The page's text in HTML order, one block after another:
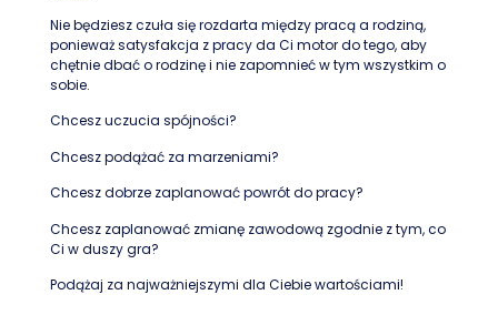
Nie będziesz czuła się rozdarta między pracą a rodziną,
ponieważ satysfakcja z pracy da Ci motor do tego, aby
chętnie dbać o rodzinę i nie zapomnieć w tym wszystkim o
sobie.
Chcesz uczucia spójności?
Chcesz podążać za marzeniami?
Chcesz dobrze zaplanować powrót do pracy?
Chcesz zaplanować zmianę zawodową zgodnie z tym, co
Ci w duszy gra?
Podążaj za najważniejszymi dla Ciebie wartościami!